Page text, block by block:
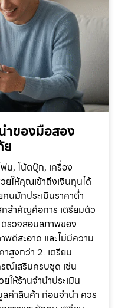
ำของมือสอง
ย
น, โน้ตบุ๊ก, เครื่อง
ให้คุณเข้าถึงเงินทุนได้
นมักประเมินราคาต่ำ
สำคัญคือการ เตรียมตัว
รวจสอบสภาพของ
ดีสะอาด และไม่มีความ
าสูงกว่า 2. เตรียม
ณ์เสริมครบชุด เช่น
ให้ร้านจำนำประเมิน
ค่าสินค้า ก่อนจำนำ ควร